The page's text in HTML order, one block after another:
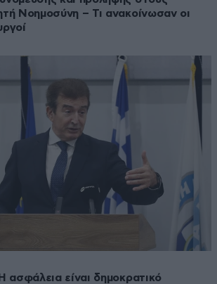
ΠΑΣΟΚ, Μαρία Ματσούκα και έχει 5
τέσσερις γάμους του. Στις
Τομέα της Β’ Αθηνών.
Νοημοσύνη – Τι ανακοίνωσαν οι
ασφάλεια είναι δημοκρατικό